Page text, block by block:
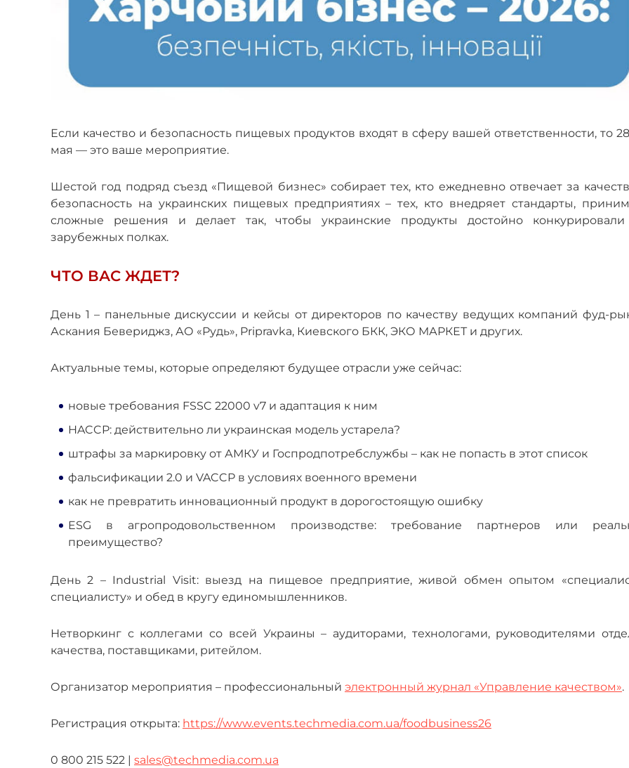
Если качество и безопасность пищевых продуктов входят в сферу вашей ответственности, то
мая — это ваше мероприятие.
Шестой год подряд съезд «Пищевой бизнес» собирает тех, кто ежедневно отвечает за
безопасность на украинских пищевых предприятиях – тех, кто внедряет стандарты,
сложные решения и делает так, чтобы украинские продукты достойно
зарубежных полках.
ЧТО ВАС ЖДЕТ?
День 1 – панельные дискуссии и кейсы от директоров по качеству ведущих компаний фуд-
Аскания Бевериджз, АО «Рудь», Pripravka, Киевского БКК, ЭКО МАРКЕТ и других.
Актуальные темы, которые определяют будущее отрасли уже сейчас:
новые требования FSSC 22000 v7 и адаптация к ним
HACCP: действительно ли украинская модель устарела?
штрафы за маркировку от АМКУ и Госпродпотребслужбы – как не попасть в этот список
фальсификации 2.0 и VACCP в условиях военного времени
как не превратить инновационный продукт в дорогостоящую ошибку
ESG в агропродовольственном производстве: требование партнеров или
преимущество?
День 2 – Industrial Visit: выезд на пищевое предприятие, живой обмен опытом
специалисту» и обед в кругу единомышленников.
Нетворкинг с коллегами со всей Украины – аудиторами, технологами, руководителями
качества, поставщиками, ритейлом.
Организатор мероприятия – профессиональный электронный журнал «Управление качеством».
Регистрация открыта: https://www.events.techmedia.com.ua/foodbusiness26
0 800 215 522 | sales@techmedia.com.ua